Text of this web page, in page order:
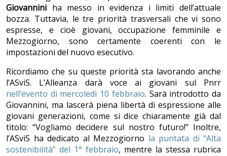
Giovannini ha messo in evidenza i limiti dell’attuale
bozza. Tuttavia, le tre priorità trasversali che vi sono
espresse, e cioè giovani, occupazione femminile e
Mezzogiorno, sono certamente coerenti con le
impostazioni del nuovo esecutivo.
Ricordiamo che su queste priorità sta lavorando anche
l’ASviS. L’Alleanza darà voce ai giovani sul Pnrr
nell’evento di mercoledì 10 febbraio. Sarà introdotto da
Giovannini, ma lascerà piena libertà di espressione alle
giovani generazioni, come si dice chiaramente già dal
titolo: “Vogliamo decidere sul nostro futuro!” Inoltre,
l’ASviS ha dedicato al Mezzogiorno la puntata di “Alta
sostenibilità” del 1° febbraio, mentre la stessa rubrica